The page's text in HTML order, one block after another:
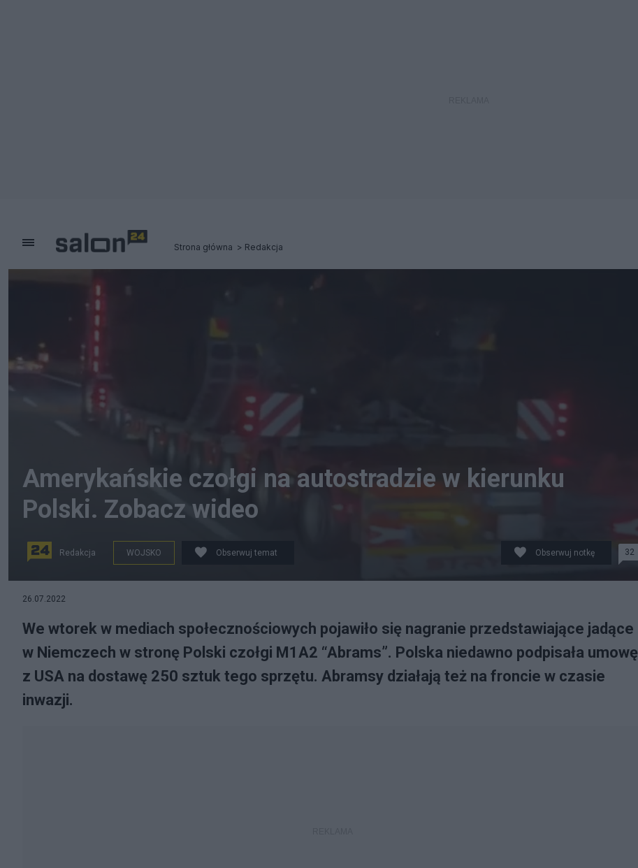
Strona główna Redakcja
Amerykańskie czołgi na autostradzie w kierunku
Polski. Zobacz wideo
Redakcja WOJSKO Obserwuj temat Obserwuj notkę 32
26.07.2022
We wtorek w mediach społecznościowych pojawiło się nagranie przedstawiające jadące
w Niemczech w stronę Polski czołgi M1A2 “Abrams”. Polska niedawno podpisała umowę
z USA na dostawę 250 sztuk tego sprzętu. Abramsy działają też na froncie w czasie
inwazji.